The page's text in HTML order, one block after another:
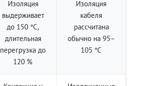
Изоляция
выдерживает
до 150 °C,
длительная
перегрузка до
120 %
Изоляция
кабеля
рассчитана
обычно на 95–
105 °C